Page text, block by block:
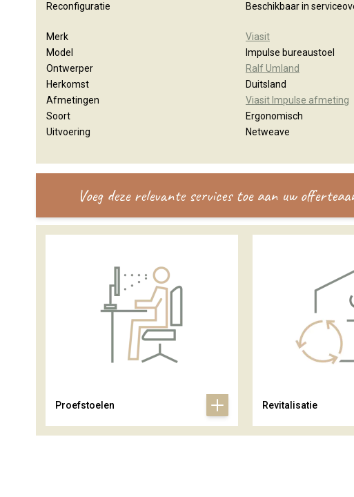
Reconfiguratie
Beschikbaar in
Merk
Viasit
Model
Impulse bureaustoel
Ontwerper
Ralf Umland
Herkomst
Duitsland
Afmetingen
Viasit Impulse afmeting
Soort
Ergonomisch
Uitvoering
Netweave
Voeg deze relevante services toe aan uw
Proefstoelen Revitalisatie